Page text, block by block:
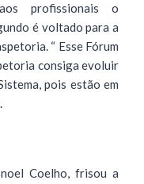
profissionais o
é voltado para a
“ Esse Fórum
consiga evoluir
pois estão em
Coelho, frisou a